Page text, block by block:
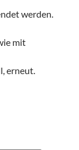
werden.
mit
erneut.